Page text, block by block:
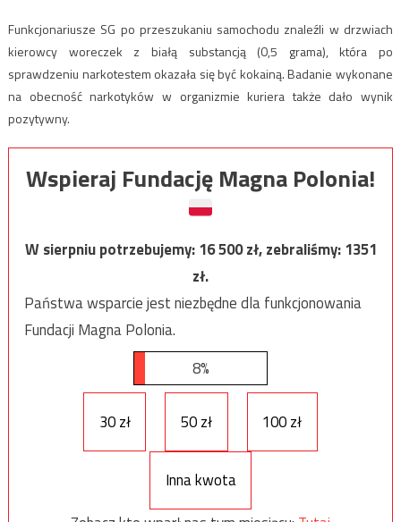
Funkcjonariusze SG po przeszukaniu samochodu znaleźli w drzwiach
kierowcy woreczek z białą substancją (0,5 grama), która po
sprawdzeniu narkotestem okazała się być kokainą. Badanie wykonane
na obecność narkotyków w organizmie kuriera także dało wynik
pozytywny.
Wspieraj Fundację Magna Polonia!
W sierpniu potrzebujemy:16 500zł, zebraliśmy:1351
zł.
Państwa wsparcie jest niezbędne dla funkcjonowania
Fundacji Magna Polonia.
8%
30 zł 50 zł 100 zł
Inna kwota